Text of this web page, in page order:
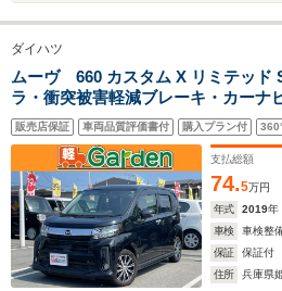
ダイハツ
ムーヴ 660 カスタム X リミテッド
ラ・衝突被害軽減ブレーキ・カーナ
ETC・禁煙車・フルセグTV・CD/
ー&プッシュスタート・ベンチシー
販売店保証 車両品質評価書付 購入プラン付
支払総額
74.5万円
年式
2019年
車検
車検整
保証
保証付
住所
兵庫県